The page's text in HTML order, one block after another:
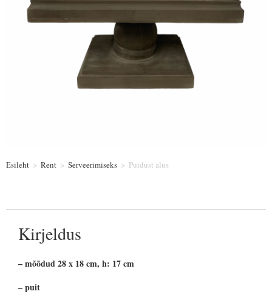
Esileht > Rent > Serveerimiseks > Puidust alus
Kirjeldus
– mõõdud 28 x 18 cm, h: 17 cm
– puit